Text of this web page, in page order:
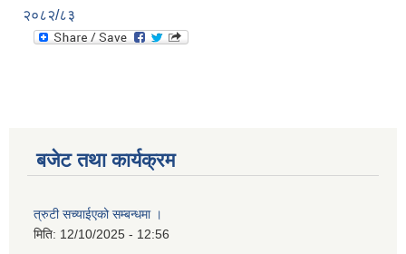
२०८२/८३
बजेट तथा कार्यक्रम
त्रुटी सच्याईएको सम्बन्धमा ।
मिति: 12/10/2025 - 12:56